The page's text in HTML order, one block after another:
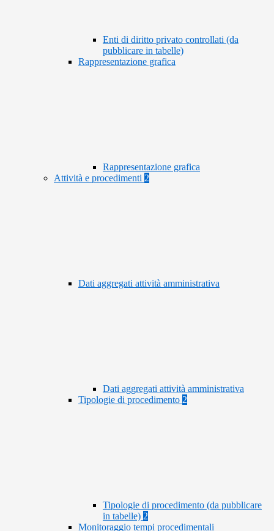
Enti di diritto privato controllati (da
pubblicare in tabelle)
Rappresentazione grafica
Rappresentazione grafica
Attività e procedimenti 2
Dati aggregati attività amministrativa
Dati aggregati attività amministrativa
Tipologie di procedimento 2
Tipologie di procedimento (da pubblicare
in tabelle) 2
Monitoraggio tempi procedimentali